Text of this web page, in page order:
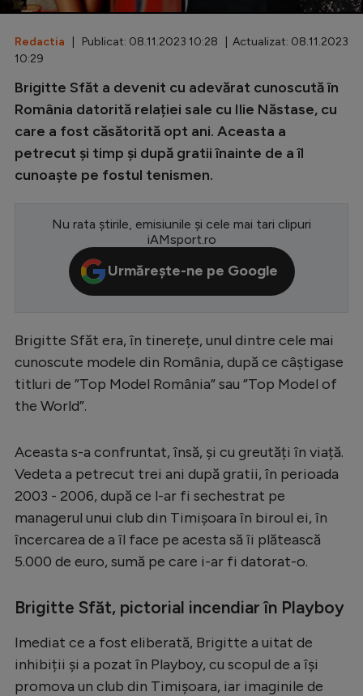
Inedit
Clasamente
Champions League
Europa League
CM 2026
Premier League
LaLiga
Bundesliga
Ligue 1
EURO 2024
Stranieri
Clasamente
Tenis
Handbal
Natație
Redactia | Publicat: 08.11.2023 10:28 | Actualizat: 08.11.2023
10:29
Brigitte Sfăt a devenit cu adevărat cunoscută în
România datorită relației sale cu Ilie Năstase, cu
care a fost căsătorită opt ani. Aceasta a
petrecut și timp și după gratii înainte de a îl
cunoaște pe fostul tenismen.
Nu rata știrile, emisiunile și cele mai tari clipuri
iAMsport.ro
Urmărește-ne pe Google
Brigitte Sfăt era, în tinerețe, unul dintre cele mai
cunoscute modele din România, după ce câștigase
titluri de ”Top Model România” sau ”Top Model of
the World”.
Aceasta s-a confruntat, însă, și cu greutăți în viață.
Vedeta a petrecut trei ani după gratii, în perioada
2003 - 2006, după ce l-ar fi sechestrat pe
managerul unui club din Timișoara în biroul ei, în
încercarea de a îl face pe acesta să îi plătească
5.000 de euro, sumă pe care i-ar fi datorat-o.
Brigitte Sfăt, pictorial incendiar în Playboy
Imediat ce a fost eliberată, Brigitte a uitat de
inhibiții și a pozat în Playboy, cu scopul de a își
promova un club din Timișoara, iar imaginile de